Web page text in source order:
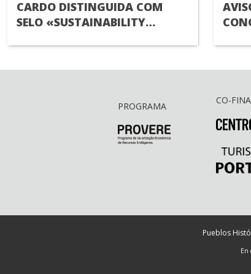
CARDO DISTINGUIDA COM
SELO «SUSTAINABILITY
PROGRAMA
CO-
Pueblos
En